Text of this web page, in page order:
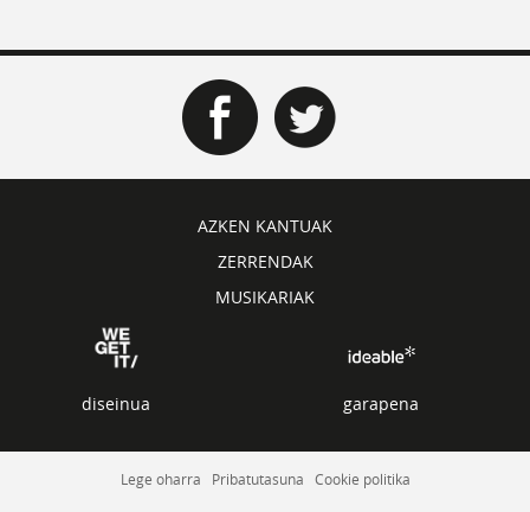
AZKEN KANTUAK
ZERRENDAK
MUSIKARIAK
diseinua garapena
Lege oharra Pribatutasuna Cookie politika